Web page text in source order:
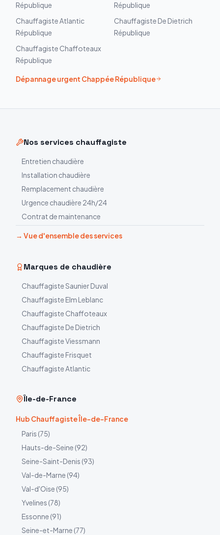
République
République
ChauffagisteAtlantic
République
Chauffagiste De Dietrich
République
Chauffagiste Chaffoteaux
République
Dépannage urgent ChappéeRépublique
Nos services chauffagiste
Entretien chaudière
Installation chaudière
Remplacement chaudière
Urgence chaudière 24h/24
Contrat de maintenance
→ Vue d'ensemble des services
Marques de chaudière
ChauffagisteSaunier Duval
Chauffagiste Elm Leblanc
Chauffagiste Chaffoteaux
Chauffagiste De Dietrich
ChauffagisteViessmann
Chauffagiste Frisquet
ChauffagisteAtlantic
Île-de-France
Hub Chauffagiste Île-de-France
Paris (75)
Hauts-de-Seine (92)
Seine-Saint-Denis (93)
Val-de-Marne (94)
Val-d'Oise (95)
Yvelines (78)
Essonne (91)
Seine-et-Marne (77)